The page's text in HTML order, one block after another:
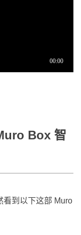
Box 智
看到以下这部 Muro